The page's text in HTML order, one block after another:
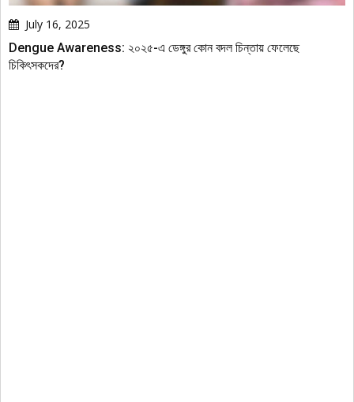
July 16, 2025
Dengue Awareness: ২০২৫-এ ডেঙ্গুর কোন বদল চিন্তায় ফেলেছে
চিকিৎসকদের?